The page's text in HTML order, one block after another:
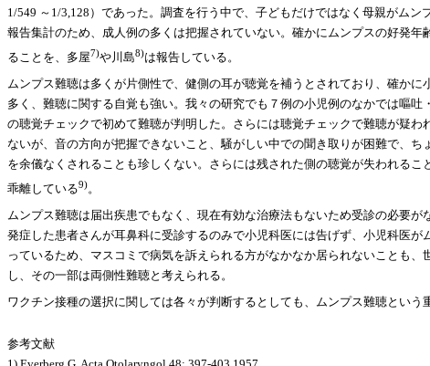
1/549 ～1/3,128）であった。調査を行う中で、子どもだけではなく母親がム
報告集計のため、成人例の多くは把握されていない。確かにムンプスの好発
ることを、多屋7)や川島8)は報告している。
ムンプス難聴は多くが片側性で、健側の耳が聴覚を補うとされており、確か
多く、難聴に関する自覚も強い。我々の研究でも７例の小児例のなかでは嘔
の聴覚チェックで初めて難聴が判明した。さらには聴覚チェックで難聴が疑
ないが、音の方向が把握できないこと、騒がしい中での聞き取りが困難で、
を余儀なくされることも珍しくない。さらには残された側の聴覚が失われる
乖離している9)。
ムンプス難聴は届出疾患でもなく、現在有効な治療法もないため受診の必要
発症した患者さんが耳鼻科に受診するのみで小児科医には告げず、小児科医
っているため、マスコミで病気を訴えられる方がなかなか居られないことも
し、その一部は両側性難聴と考えられる。
ワクチン接種の選択に関しては各々が判断するとしても、ムンプス難聴とい
参考文献